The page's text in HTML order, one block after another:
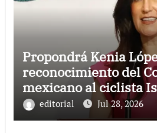
Propondrá Kenia
reconocimiento del
mexicano al ciclista
editorial Jul 28, 2026